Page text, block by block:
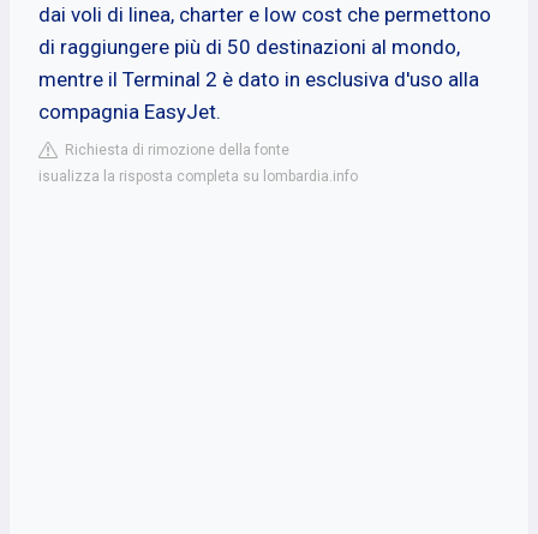
dai voli di linea, charter e low cost che permettono
di raggiungere più di 50 destinazioni al mondo,
mentre il Terminal 2 è dato in esclusiva d'uso alla
compagnia EasyJet.
Richiesta di rimozione della fonte
isualizza la risposta completa su lombardia.info